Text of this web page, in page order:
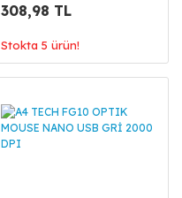
308,98 TL
Stokta 5 ürün!